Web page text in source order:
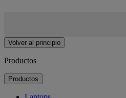
Volver al principio
Productos
Productos